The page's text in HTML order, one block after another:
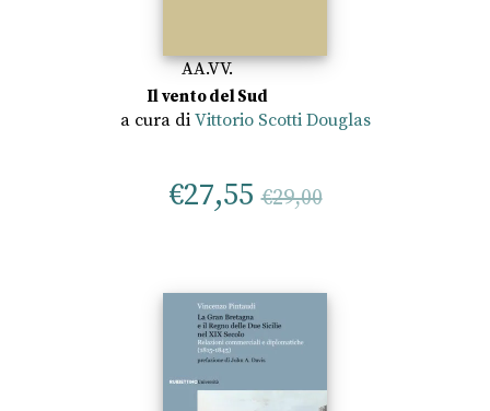
AA.VV.
Il vento del Sud
a cura di Vittorio Scotti Douglas
€27,55 €29,00